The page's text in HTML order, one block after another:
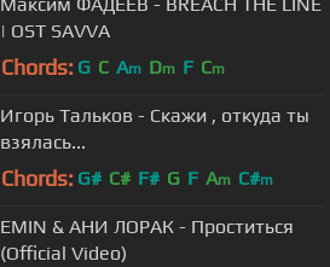
| OST SAVVA
Chords: G C Am Dm F Cm
Игорь Тальков - Скажи , откуда ты
взялась...
Chords: G# C# F# G F Am C#m
EMIN & АНИ ЛОРАК - Проститься
(Official Video)